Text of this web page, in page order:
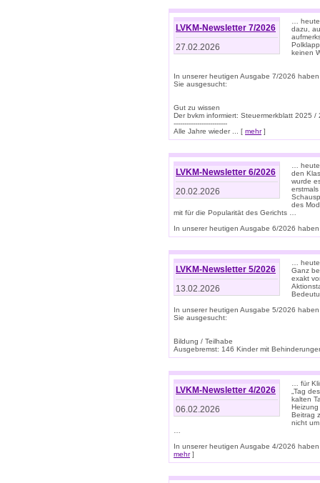
LVKM-Newsletter 7/2026
27.02.2026
…
dazu,
keinen
In unserer heutigen Ausgabe 7/2026
Sie ausgesucht:
Gut zu wissen
Der bvkm informiert: Steuermerkblatt 2025 /
-------------------------
Alle Jahre wieder ... [ mehr]
LVKM-Newsletter 6/2026
20.02.2026
…
den
wurde
des
mit für die Popularität des Gerichts …
In unserer heutigen Ausgabe 6/2026
LVKM-Newsletter 5/2026
13.02.2026
…
Ganz
exakt
In unserer heutigen Ausgabe 5/2026
Sie ausgesucht:
Bildung / Teilhabe
Ausgebremst: 146 Kinder mit
LVKM-Newsletter 4/2026
06.02.2026
… für
„Tag
kalten
Beitrag
nicht
In unserer heutigen Ausgabe 4/2026
mehr]